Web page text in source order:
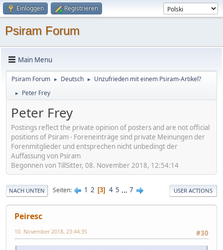
Einloggen Registrieren
Psiram Forum
Main Menu
Psiram Forum ► Deutsch ► Unzufrieden mit einem Psiram-Artikel?
► Peter Frey
Peter Frey
Postings reflect the private opinion of posters and are not official
positions of Psiram - Foreneinträge sind private Meinungen der
Forenmitglieder und entsprechen nicht unbedingt der
Auffassung von Psiram
Begonnen von TillSitter, 08. November 2018, 12:54:14
NACH UNTEN Seiten 1 2 3 4 5 ... 7 USER ACTIONS
Peiresc
#30
10. November 2018, 23:44:35